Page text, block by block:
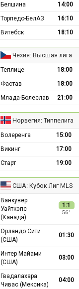
Белшина 14:00
Торпедо-БелАЗ
16:10
Витебск
18:10
Чехия: Высшая лига
Теплице 18:00
Фастав
18:00
Млада-Болеслав
21:00
Норвегия: Типпелига
Волеренга 15:00
Викинг
17:00
Старт
19:00
США: Кубок Лиг MLS
Ванкувер
Уайткэпс
(Канада)
1:1
56 ′
Орландо Сити
(США)
01:30
Интер Майами
(США)
03:00
Гвадалахара
Чивас (Мексика)
04:00